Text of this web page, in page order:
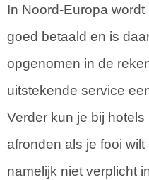
In Noord-Europa
goed betaald en is
opgenomen in de
uitstekende service
Verder kun je bij
afronden als je fooi
namelijk niet verplicht